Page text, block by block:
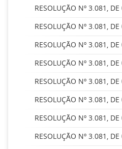
RESOLUÇÃO Nº 3.081,
RESOLUÇÃO Nº 3.081,
RESOLUÇÃO Nº 3.081,
RESOLUÇÃO Nº 3.081,
RESOLUÇÃO Nº 3.081,
RESOLUÇÃO Nº 3.081,
RESOLUÇÃO Nº 3.081,
RESOLUÇÃO Nº 3.081,